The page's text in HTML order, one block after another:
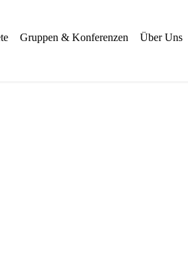
Gruppen & Konferenzen Über Uns